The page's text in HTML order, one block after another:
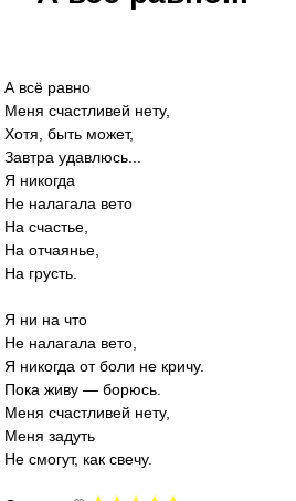
А всё равно
Меня счастливей нету,
Хотя, быть может,
Завтра удавлюсь...
Я никогда
Не налагала вето
На счастье,
На отчаянье,
На грусть.
Я ни на что
Не налагала вето,
Я никогда от боли не кричу.
Пока живу — борюсь.
Меня счастливей нету,
Меня задуть
Не смогут, как свечу.